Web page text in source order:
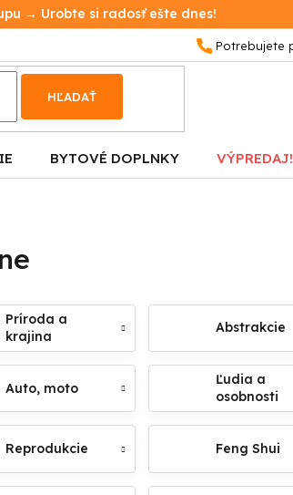
→ Urobte si radosť ešte dnes!
HĽADAŤ
BYTOVÉ DOPLNKY VÝPREDAJ!
Príroda a
krajina
Abstrakcie
Auto, moto
Ľudia a
osobnosti
Reprodukcie Feng Shui